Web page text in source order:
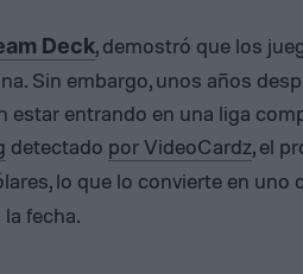
Deck, demostró que los
Sin embargo, unos años
estar entrando en una liga
detectado por VideoCardz, el
lo que lo convierte en uno
fecha.